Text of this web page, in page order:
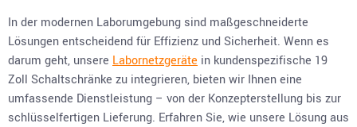
In der modernen Laborumgebung sind maßgeschneiderte
Lösungen entscheidend für Effizienz und Sicherheit. Wenn es
darum geht, unsere Labornetzgeräte in kundenspezifische 19
Zoll Schaltschränke zu integrieren, bieten wir Ihnen eine
umfassende Dienstleistung – von der Konzepterstellung bis zur
schlüsselfertigen Lieferung. Erfahren Sie, wie unsere Lösung aus